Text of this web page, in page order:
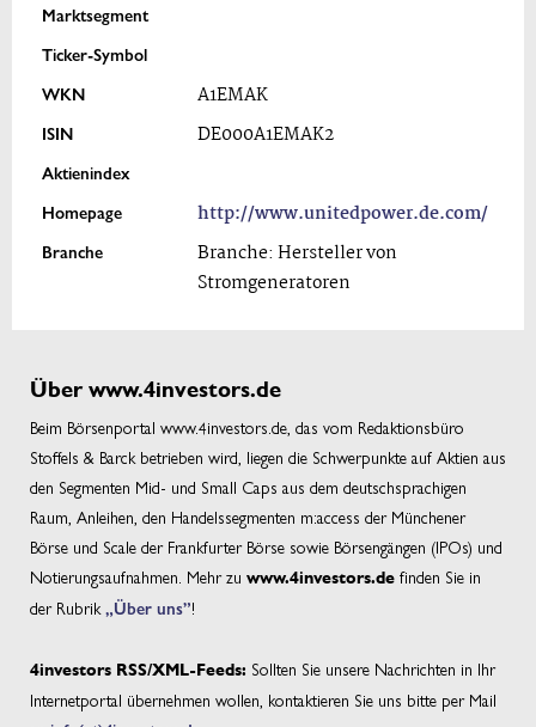
Marktsegment
Ticker-Symbol
WKN
A1EMAK
ISIN DE000A1EMAK2
Aktienindex
Homepage
http://www.unitedpower.de.com/
Branche
Branche: Hersteller von
Stromgeneratoren
Über www.4investors.de
Beim Börsenportal www.4investors.de, das vom Redaktionsbüro
Stoffels & Barck betrieben wird, liegen die Schwerpunkte auf Aktien aus
den Segmenten Mid- und Small Caps aus dem deutschsprachigen
Raum, Anleihen, den Handelssegmenten m:access der Münchener
Börse und Scale der Frankfurter Börse sowie Börsengängen (IPOs) und
Notierungsaufnahmen. Mehr zu www.4investors.de finden Sie in
der Rubrik „Über uns”!
4investors RSS/XML-Feeds: Sollten Sie unsere Nachrichten in Ihr
Internetportal übernehmen wollen, kontaktieren Sie uns bitte per Mail